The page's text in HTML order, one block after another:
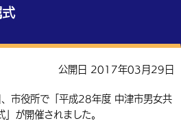
がなをつける
中国語（簡体字）
保険・年金
健康・予防
住宅・インフラ
産業・雇用
税金
子どもを預ける
公開日 2017年03月29日
市役所で「平成28年度 中津市男女共
が開催されました。